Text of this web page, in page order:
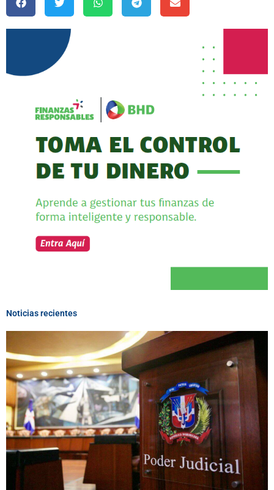
Noticias recientes